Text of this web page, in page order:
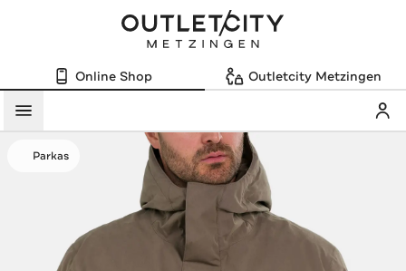
Online Shop Outletcity Metzingen
Menü
Parkas